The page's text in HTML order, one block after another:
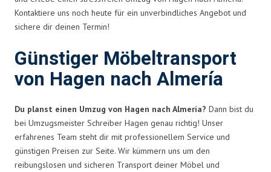
Kontaktiere uns noch heute für ein unverbindliches Angebot und
sichere dir deinen Termin!
Günstiger Möbeltransport
von Hagen nach Almería
Du planst einen Umzug von Hagen nach Almería? Dann bist du
bei Umzugsmeister Schreiber Hagen genau richtig! Unser
erfahrenes Team steht dir mit professionellem Service und
günstigen Preisen zur Seite. Wir kümmern uns um den
reibungslosen und sicheren Transport deiner Möbel und